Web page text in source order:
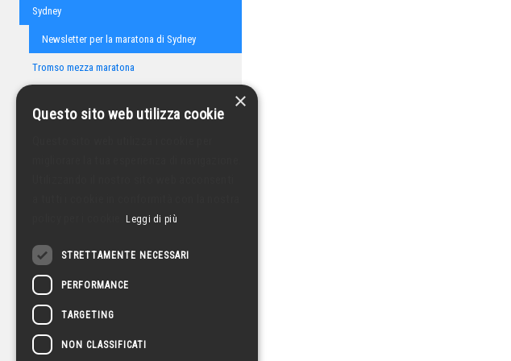
Sydney
Newsletter per la maratona di Sydney
Tromso mezza maratona
×
Questo sito web utilizza cookie
Leggi di più
STRETTAMENTE NECESSARI
PERFORMANCE
TARGETING
NON CLASSIFICATI